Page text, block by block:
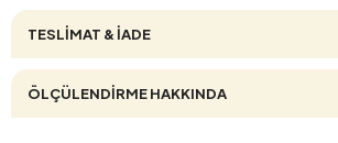
TESLİMAT & İADE
ÖLÇÜLENDİRME HAKKINDA